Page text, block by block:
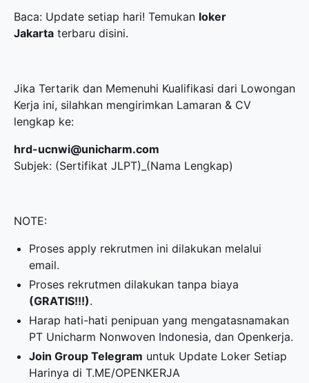
Baca: Update setiap hari! Temukan loker
Jakarta terbaru disini.
Jika Tertarik dan Memenuhi Kualifikasi dari Lowongan
Kerja ini, silahkan mengirimkan Lamaran & CV
lengkap ke:
hrd-ucnwi@unicharm.com
Subjek: (Sertifikat JLPT)_(Nama Lengkap)
NOTE:
Proses apply rekrutmen ini dilakukan melalui
email.
Proses rekrutmen dilakukan tanpa biaya
(GRATIS!!!).
Harap hati-hati penipuan yang mengatasnamakan
PT Unicharm Nonwoven Indonesia, dan Openkerja.
Join Group Telegram untuk Update Loker Setiap
Harinya diT.ME/OPENKERJA